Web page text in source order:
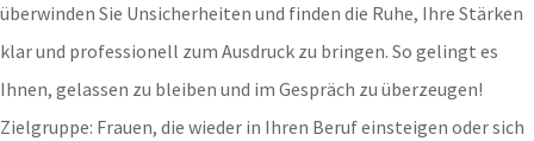
überwinden Sie Unsicherheiten und finden die Ruhe, Ihre Stärken
klar und professionell zum Ausdruck zu bringen. So gelingt es
Ihnen, gelassen zu bleiben und im Gespräch zu überzeugen!
Zielgruppe: Frauen, die wieder in Ihren Beruf einsteigen oder sich